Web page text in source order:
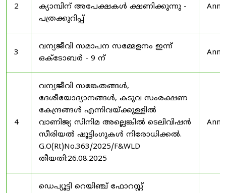
2
ക്യാമ്പിന് അപേക്ഷകൾ ക്ഷണിക്കുന്നു -
പത്രക്കുറിപ്പ്
3
വന്യജീവി സമാപന സമ്മേളനം ഇന്ന്
ഒക്ടോബർ - 9 ന്
4
വന്യജീവി സങ്കേതങ്ങൾ,
ദേശീയോദ്യാനങ്ങൾ, കടുവ സംരക്ഷണ
കേന്ദ്രങ്ങൾ എന്നിവയ്ക്കുള്ളിൽ
വാണിജ്യ സിനിമ അല്ലെങ്കിൽ ടെലിവിഷൻ
സീരിയൽ ഷൂട്ടിംഗുകൾ നിരോധിക്കൽ.
G.O(Rt)No.363/2025/F&WLD
തീയതി:26.08.2025
ഡെപ്യൂട്ടി റെയിഞ്ച് ഫോറസ്റ്റ്